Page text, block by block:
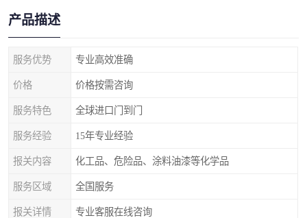
产品描述
服务优势 专业高效准确
价格 价格按需咨询
服务特色 全球进口门到门
服务经验 15年专业经验
报关内容 化工品、危险品、涂料油漆等化学品
服务区域 全国服务
报关详情 专业客服在线咨询